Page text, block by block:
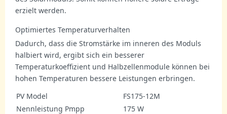
erzielt werden.
Optimiertes Temperaturverhalten
Dadurch, dass die Stromstärke im inneren des Moduls
halbiert wird, ergibt sich ein besserer
Temperaturkoeffizient und Halbzellenmodule können bei
hohen Temperaturen bessere Leistungen erbringen.
PV Model
FS175-12M
Nennleistung Pmpp
175 W